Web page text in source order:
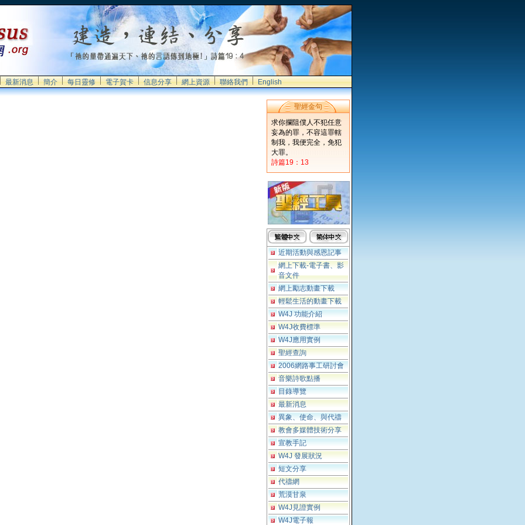
最新消息 簡介 每日靈修 電子賀卡 信息分享 網上資源 聯絡我們 English
聖經金句
求你攔阻僕人不犯任意
妄為的罪，不容這罪轄
制我，我便完全，免犯
大罪。
詩篇19：13
近期活動與感恩記事
網上下載-電子書、影
音文件
網上勵志動畫下載
輕鬆生活的動畫下載
W4J 功能介紹
W4J收費標準
W4J應用實例
聖經查詢
2006網路事工研討會
音樂詩歌點播
目錄導覽
最新消息
異象、使命、與代禱
教會多媒體技術分享
宣教手記
W4J 發展狀況
短文分享
代禱網
荒漠甘泉
W4J見證實例
W4J電子報